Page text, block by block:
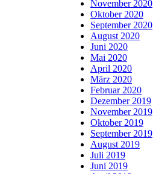
November 2020
Oktober 2020
September 2020
August 2020
Juni 2020
Mai 2020
April 2020
März 2020
Februar 2020
Dezember 2019
November 2019
Oktober 2019
September 2019
August 2019
Juli 2019
Juni 2019